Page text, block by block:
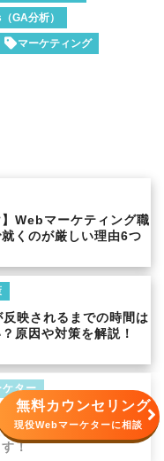
GA分析）
マーケティング
】Webマーケティング職
くのが厳しい理由6つ
映されるまでの時間は
原因や対策を解説！
ター
最新・体験談】上級ウ
とは？難易度、勉強法、
！
無料カウンセリング
現役Webマーケターに相談